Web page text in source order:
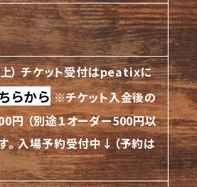
） チケット受付はpeatixに
らから ※チケット入金後の
（別途１オーダー500円以
入場予約受付中↓（予約は